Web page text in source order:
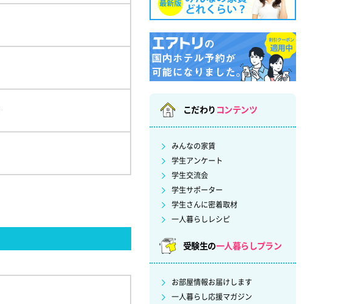
こだわり コンテンツ
みんなの家賃
学生アンケート
学生交流会
学生サポーター
学生さんに密着取材
一人暮らしレシピ
受験生の一人暮らしプラン
お部屋情報お届けします
一人暮らし応援マガジン